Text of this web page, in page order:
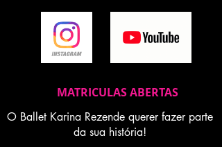
MATRICULAS ABERTAS
O Ballet Karina Rezende querer fazer parte
da sua história!